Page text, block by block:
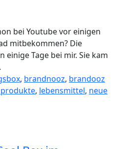
bei Youtube vor einigen
mitbekommen? Die
einige Tage bei mir. Sie kam
, brandnooz, brandooz
, lebensmittel, neue